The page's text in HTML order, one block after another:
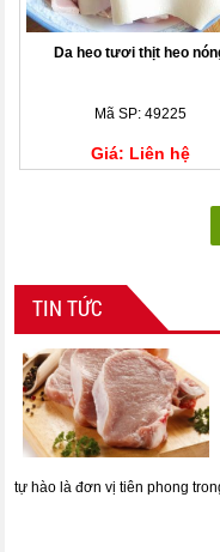
Da heo tươi thịt heo
Mã SP: 49225
Giá: Liên hệ
TIN TỨC
tự hào là đơn vị tiên phong